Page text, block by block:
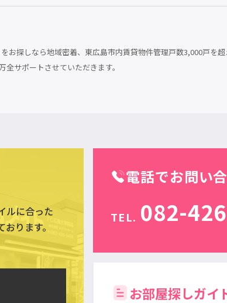
お探しなら地域密着、東広島市内賃貸物件管理戸数3,000戸を
サポートさせていただきます。
ルに合った
ります。
電話でお問い
TEL. 082-
お部屋探しガイ